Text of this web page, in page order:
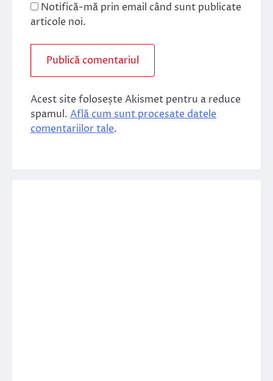
Notifică-mă prin email când sunt publicate
articole noi.
Acest site folosește Akismet pentru a reduce
spamul. Află cum sunt procesate datele
comentariilor tale.